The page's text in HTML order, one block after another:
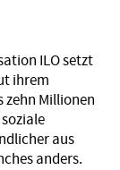
ILO setzt
ihrem
Millionen
aus
anders.